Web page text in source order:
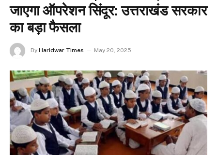
जाएगा ऑपरेशन सिंदूर: उत्तराखंड सरकार
का बड़ा फैसला
By Haridwar Times May 20, 2025